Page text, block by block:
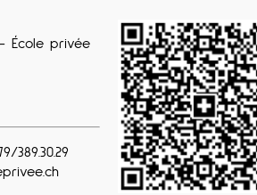
École privée
389.30.29